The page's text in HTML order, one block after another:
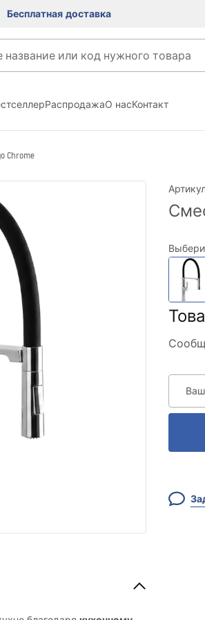
Бесплатная доставка
РаспродажаО насКонтакт
Chrome